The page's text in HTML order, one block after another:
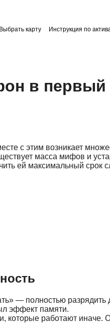
Выбрать карту Инструкция по
в первый
с этим возникает
масса мифов и
ей максимальный срок
— полностью
эффект памяти.
работают иначе.